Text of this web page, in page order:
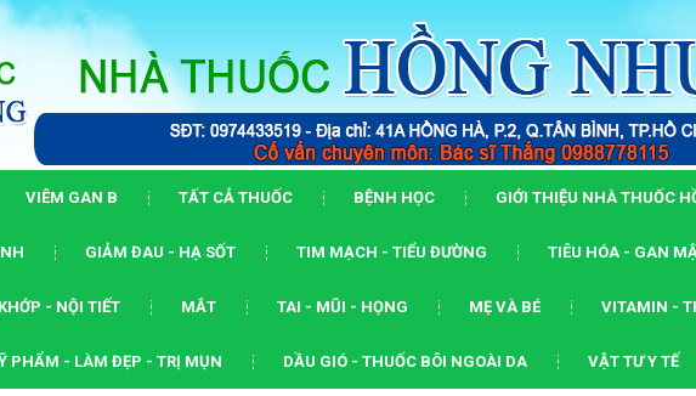
VIÊM GAN B TẤT CẢ THUỐC BỆNH HỌC GIỚI THIỆU NHÀ THUỐC
GIẢM ĐAU - HẠ SỐT TIM MẠCH - TIỂU ĐƯỜNG TIÊU HÓA - GAN
- NỘI TIẾT MẮT TAI - MŨI - HỌNG MẸ VÀ BÉ VITAMIN -
PHẨM - LÀM ĐẸP - TRỊ MỤN DẦU GIÓ - THUỐC BÔI NGOÀI DA VẬT TƯ Y TẾ